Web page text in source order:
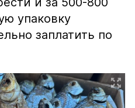
упаковку
заплатить по